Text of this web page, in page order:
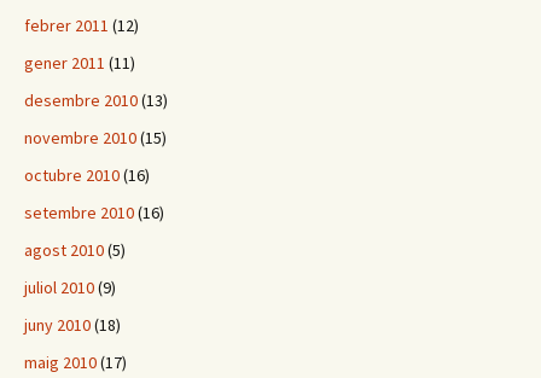
febrer 2011 (12)
gener 2011 (11)
desembre 2010(13)
novembre 2010(15)
octubre 2010(16)
setembre 2010(16)
agost 2010(5)
juliol 2010(9)
juny 2010(18)
maig 2010(17)